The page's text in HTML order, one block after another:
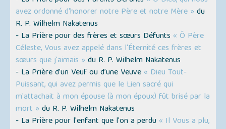
avez ordonné d'honorer notre Père et notre Mère » du
R. P. Wilhelm Nakatenus
- La Prière pour des frères et sœurs Défunts « Ô Père
Céleste, Vous avez appelé dans l'Éternité ces frères et
sœurs que j'aimais » du R. P. Wilhelm Nakatenus
- La Prière d’un Veuf ou d’une Veuve « Dieu Tout-
Puissant, qui avez permis que le Lien sacré qui
m'attachait à mon épouse (à mon époux) fût brisé par la
mort » du R. P. Wilhelm Nakatenus
- La Prière pour l'enfant que l'on a perdu « Il Vous a plu,